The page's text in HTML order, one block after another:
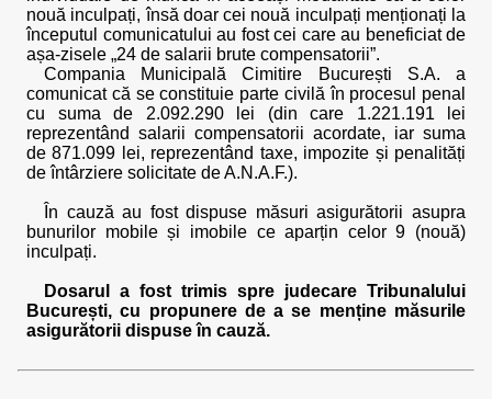
nouă inculpați, însă doar cei nouă inculpați menționați la
începutul comunicatului au fost cei care au beneficiat de
așa-zisele „24 de salarii brute compensatorii”.
Compania Municipală Cimitire București S.A. a
comunicat că se constituie parte civilă în procesul penal
cu suma de 2.092.290 lei (din care 1.221.191 lei
reprezentând salarii compensatorii acordate, iar suma
de 871.099 lei, reprezentând taxe, impozite și penalități
de întârziere solicitate de A.N.A.F.).
În cauză au fost dispuse măsuri asigurătorii asupra
bunurilor mobile și imobile ce aparțin celor 9 (nouă)
inculpați.
Dosarul a fost trimis spre judecare Tribunalului
București, cu propunere de a se menține măsurile
asigurătorii dispuse în cauză.